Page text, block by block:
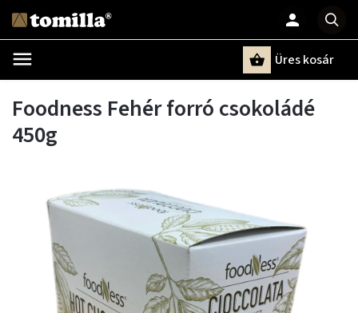
Üres kosár
Foodness Fehér forró csokoládé
450g